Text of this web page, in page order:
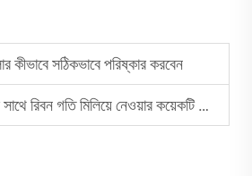
কীভাবে সঠিকভাবে পরিষ্কার করবেন
সাথে রিবন গতি মিলিয়ে নেওয়ার কয়েকটি টিপস